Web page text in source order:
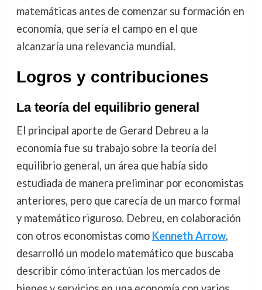
matemáticas antes de comenzar su formación en
economía, que sería el campo en el que
alcanzaría una relevancia mundial.
Logros y contribuciones
La teoría del equilibrio general
El principal aporte de Gerard Debreu a la
economía fue su trabajo sobre la teoría del
equilibrio general, un área que había sido
estudiada de manera preliminar por economistas
anteriores, pero que carecía de un marco formal
y matemático riguroso. Debreu, en colaboración
con otros economistas como Kenneth Arrow,
desarrolló un modelo matemático que buscaba
describir cómo interactúan los mercados de